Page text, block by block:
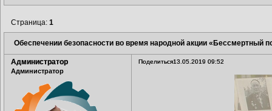
Обеспечении безопасности во время народной акции «Бессмертный
Страница:1
Поделиться13.05.2019 09:52
Администратор
Администратор